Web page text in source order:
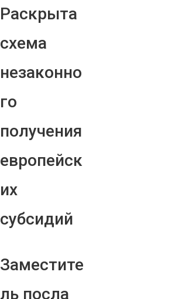
Раскрыта
схема
незаконно
го
получения
европейск
их
субсидий
Заместите
ль посла